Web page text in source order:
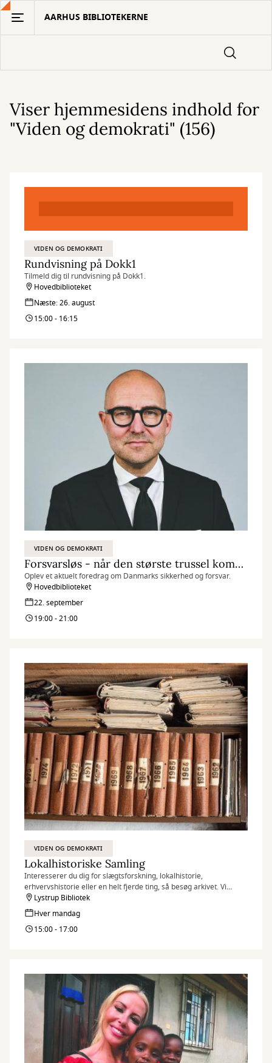
Gå
hovedindhold
AARHUS BIBLIOTEKERNE
Viser hjemmesidens indhold for
"Viden og demokrati" (156)
VIDEN OG DEMOKRATI
Rundvisning på Dokk1
Tilmeld dig til rundvisning på Dokk1.
Hovedbiblioteket
Næste: 26. august
15:00 - 16:15
VIDEN OG DEMOKRATI
Forsvarsløs - når den største trussel kommer indefra
Oplev et aktuelt foredrag om Danmarks sikkerhed og forsvar.
Hovedbiblioteket
22. september
19:00 - 21:00
VIDEN OG DEMOKRATI
Lokalhistoriske Samling
Interesserer du dig for slægtsforskning, lokalhistorie,
erhvervshistorie eller en helt fjerde ting, så besøg arkivet. Vi
hjælper dig med at finde de informationer, som du søger.
Lystrup Bibliotek
Hver mandag
15:00 - 17:00